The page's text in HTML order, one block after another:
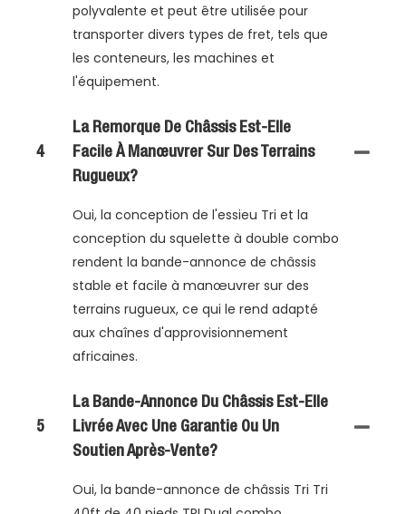
polyvalente et peut être utilisée pour
transporter divers types de fret, tels que
les conteneurs, les machines et
l'équipement.
4
La Remorque De Châssis Est-Elle
Facile À Manœuvrer Sur Des Terrains
Rugueux?
Oui, la conception de l'essieu Tri et la
conception du squelette à double combo
rendent la bande-annonce de châssis
stable et facile à manœuvrer sur des
terrains rugueux, ce qui le rend adapté
aux chaînes d'approvisionnement
africaines.
5
La Bande-Annonce Du Châssis Est-Elle
Livrée Avec Une Garantie Ou Un
Soutien Après-Vente?
Oui, la bande-annonce de châssis Tri Tri